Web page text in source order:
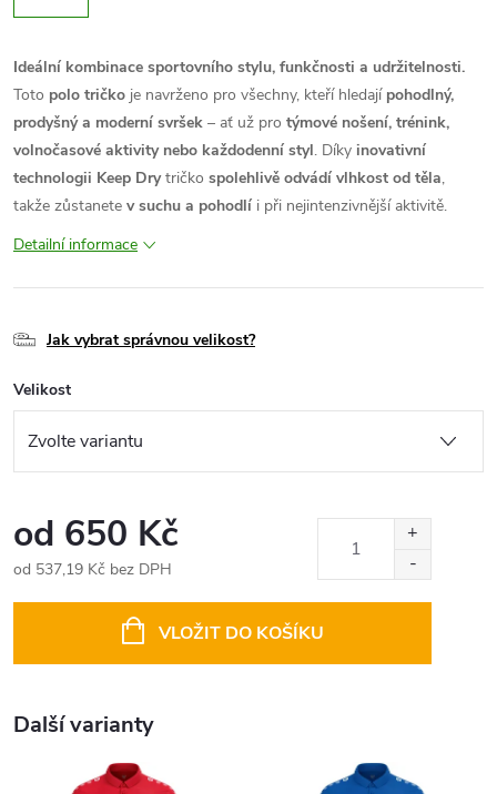
Ideální kombinace sportovního stylu, funkčnosti a udržitelnosti.
Toto polo tričko je navrženo pro všechny, kteří hledají pohodlný,
prodyšný a moderní svršek – ať už pro týmové nošení, trénink,
volnočasové aktivity nebo každodenní styl. Díky inovativní
technologii Keep Drytričko spolehlivě odvádí vlhkost od těla,
takže zůstanete v suchu a pohodlí i při nejintenzivnější aktivitě.
Detailní informace
Jak vybrat správnou velikost?
Velikost
od 650 Kč
od 537,19 Kč bez DPH
VLOŽIT DO KOŠÍKU
Další varianty